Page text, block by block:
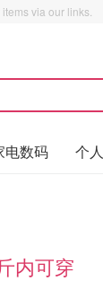
via our links.
电数码 个
内可穿